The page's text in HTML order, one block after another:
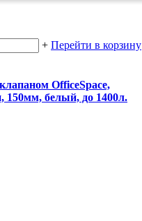
+ Перейти в корзину
OfficeSpace,
150мм, белый, до 1400л.